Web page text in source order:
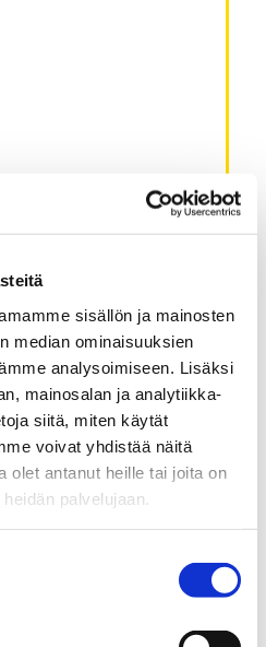
sisällön ja mainosten
median ominaisuuksien
analysoimiseen. Lisäksi
mainosalan ja analytiikka-
siitä, miten käytät
voivat yhdistää näitä
olet antanut heille tai joita on
palvelujaan.